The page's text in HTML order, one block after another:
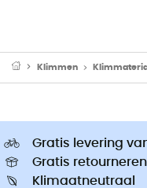
Klimmen
Gratis levering
Gratis
Klimaatneutraal